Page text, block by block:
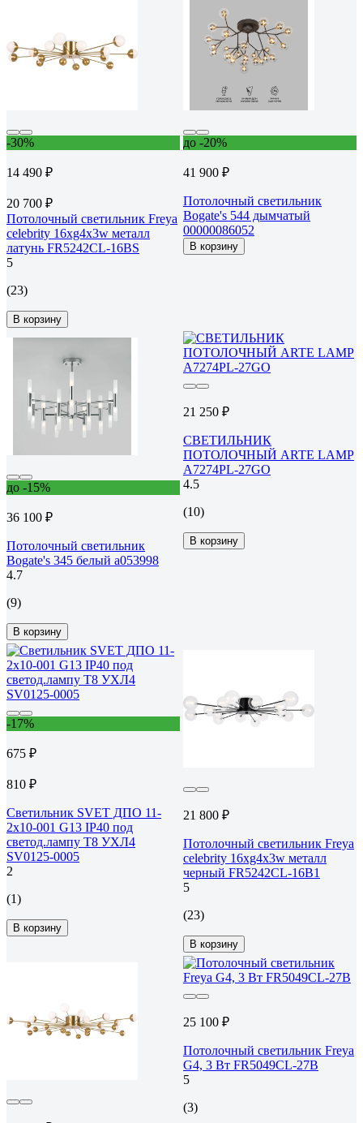
-30%
14 490 ₽
20 700 ₽
Потолочный светильник Freya
celebrity 16хg4x3w металл
латунь FR5242CL-16BS
5
(23)
В корзину
до -20%
41 900 ₽
Потолочный светильник
Bogate's 544 дымчатый
00000086052
В корзину
до -15%
36 100 ₽
Потолочный светильник
Bogate's 345 белый a053998
4.7
(9)
В корзину
21 250 ₽
СВЕТИЛЬНИК
ПОТОЛОЧНЫЙ ARTE LAMP
A7274PL-27GO
4.5
(10)
В корзину
-17%
675 ₽
810 ₽
Светильник SVET ДПО 11-
2х10-001 G13 IP40 под
светод.лампу T8 УХЛ4
SV0125-0005
2
(1)
В корзину
21 800 ₽
Потолочный светильник Freya
celebrity 16хg4x3w металл
черный FR5242CL-16B1
5
(23)
В корзину
25 100 ₽
Потолочный светильник Freya
G4, 3 Вт FR5049CL-27B
5
(3)